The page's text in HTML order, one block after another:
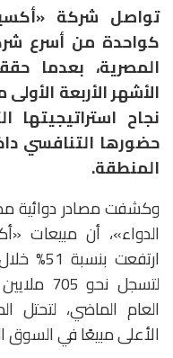
تواصل شركة
كواحدة من أسرع
المصرية، بعدما
نجاح استراتيجيتها
حضورها التنافسي
المنطقة.
وكشفت مصادر دوائية
الدواء»، أن مبيعات
لتسجل
العام الماضي، لتحتل
الأعلى مبيعًا في السوق